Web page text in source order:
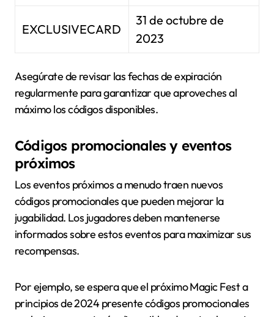
EXCLUSIVECARD
31 de octubre de
2023
Asegúrate de revisar las fechas de expiración
regularmente para garantizar que aproveches al
máximo los códigos disponibles.
Códigos promocionales y eventos
próximos
Los eventos próximos a menudo traen nuevos
códigos promocionales que pueden mejorar la
jugabilidad. Los jugadores deben mantenerse
informados sobre estos eventos para maximizar sus
recompensas.
Por ejemplo, se espera que el próximo Magic Fest a
principios de 2024 presente códigos promocionales